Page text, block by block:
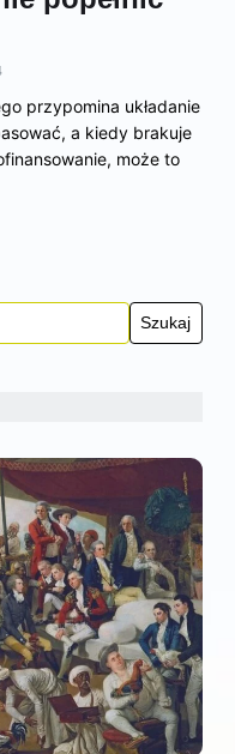
przypomina układanie
a kiedy brakuje
może to